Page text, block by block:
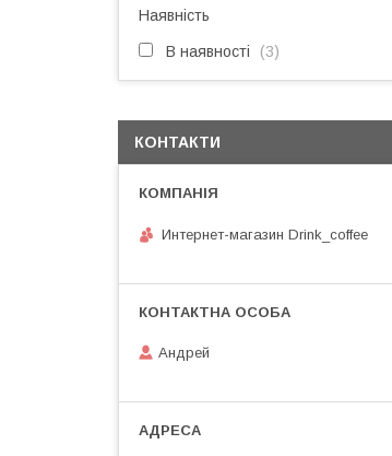
Наявність
В наявності 3
КОНТАКТИ
Интернет-магазин Drink_coffee
Андрей